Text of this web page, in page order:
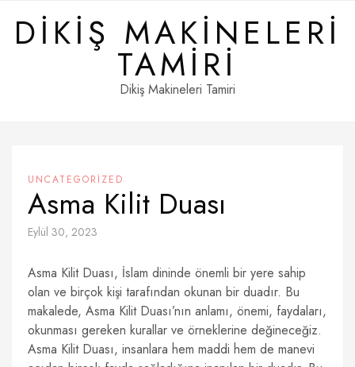
contentDIKIŞ MAKINELERI
TAMIRI
Dikiş Makineleri Tamiri
UNCATEGORIZED
Asma Kilit Duası
Eylül 30, 2023
Asma Kilit Duası, İslam dininde önemli bir yere sahip
olan ve birçok kişi tarafından okunan bir duadır. Bu
makalede, Asma Kilit Duası’nın anlamı, önemi, faydaları,
okunması gereken kurallar ve örneklerine değineceğiz.
Asma Kilit Duası, insanlara hem maddi hem de manevi